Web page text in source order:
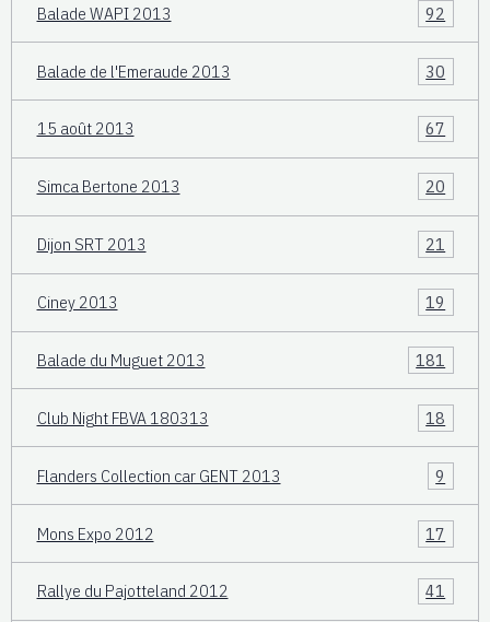
Balade WAPI 2013 92
Balade de l'Emeraude 2013 30
15 août 2013 67
Simca Bertone 2013 20
Dijon SRT 2013 21
Ciney 2013 19
Balade du Muguet 2013 181
Club Night FBVA 180313 18
Flanders Collection car GENT 2013 9
Mons Expo 2012 17
Rallye du Pajotteland 2012 41